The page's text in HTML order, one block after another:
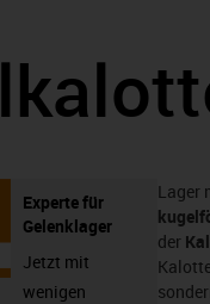
Lager
der
Experte für
Gelenklager
Jetzt mit
wenigen